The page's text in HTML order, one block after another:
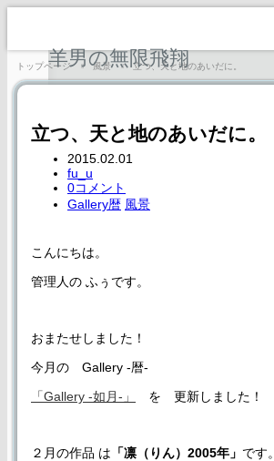
羊男の無限飛翔
トップページ 風景 立つ、天と地のあいだに。
立つ、天と地のあいだに。
2015.02.01
fu_u
0コメント
Gallery暦 風景
こんにちは。
管理人の ふぅです。
おまたせしました！
今月の Gallery -暦-
「Gallery -如月-」
を 更新しました！
２月の作品 は 「凛（りん）2005年」 です。